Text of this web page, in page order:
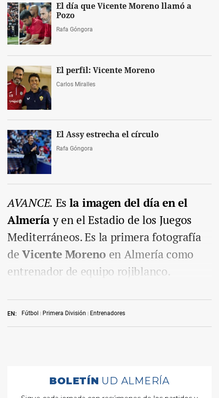
EN: Fútbol Primera División Entrenadores
El día que Vicente Moreno llamó a
Pozo
Rafa Góngora
El perfil: Vicente Moreno
Carlos Miralles
El Assy estrecha el círculo
Rafa Góngora
AVANCE. Es la imagen del día en el
Almeríay en el Estadio de los Juegos
Mediterráneos. Es la primera fotografía
deVicente Moreno en Almería como
entrenador de equipo rojiblanco.